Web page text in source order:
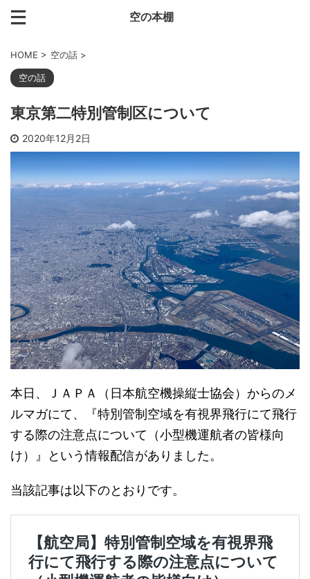
空の本棚
HOME > 空の話 >
空の話
東京第二特別管制区について
2020年12月2日
本日、ＪＡＰＡ（日本航空機操縦士協会）からのメ
ルマガにて、『特別管制空域を有視界飛行にて飛行
する際の注意点について（小型機運航者の皆様向
け）』という情報配信がありました。
当該記事は以下のとおりです。